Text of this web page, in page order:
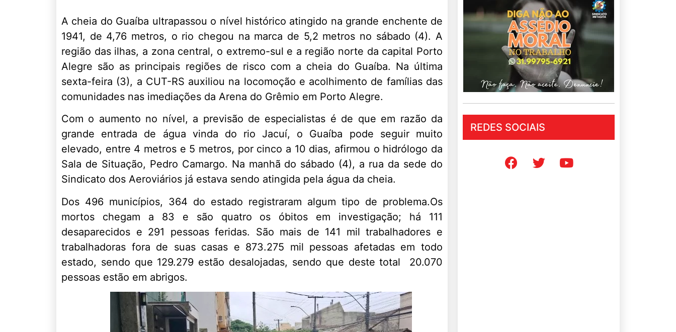
A cheia do Guaíba ultrapassou o nível histórico atingido na grande enchente de
1941, de 4,76 metros, o rio chegou na marca de 5,2 metros no sábado (4). A
região das ilhas, a zona central, o extremo-sul e a região norte da capital Porto
Alegre são as principais regiões de risco com a cheia do Guaíba. Na última
sexta-feira (3), a CUT-RS auxiliou na locomoção e acolhimento de famílias das
comunidades nas imediações da Arena do Grêmio em Porto Alegre.
Com o aumento no nível, a previsão de especialistas é de que em razão da
grande entrada de água vinda do rio Jacuí, o Guaíba pode seguir muito
elevado, entre 4 metros e 5 metros, por cinco a 10 dias, afirmou o hidrólogo da
Sala de Situação, Pedro Camargo. Na manhã do sábado (4), a rua da sede do
Sindicato dos Aeroviários já estava sendo atingida pela água da cheia.
Dos 496 municípios, 364 do estado registraram algum tipo de problema.Os
mortos chegam a 83 e são quatro os óbitos em investigação; há 111
desaparecidos e 291 pessoas feridas. São mais de 141 mil trabalhadores e
trabalhadoras fora de suas casas e 873.275 mil pessoas afetadas em todo
estado, sendo que 129.279 estão desalojadas, sendo que deste total 20.070
pessoas estão em abrigos.
REDES SOCIAIS